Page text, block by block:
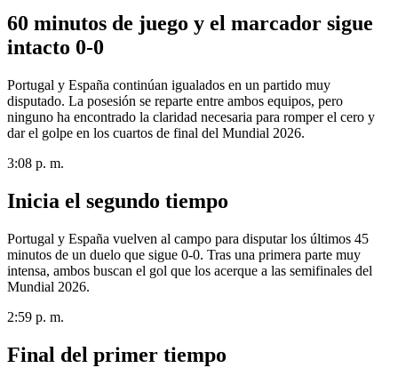
60 minutos de juego y el marcador sigue
intacto 0-0
Portugal y España continúan igualados en un partido muy
disputado. La posesión se reparte entre ambos equipos, pero
ninguno ha encontrado la claridad necesaria para romper el cero y
dar el golpe en los cuartos de final del Mundial 2026.
3:08 p. m.
Inicia el segundo tiempo
Portugal y España vuelven al campo para disputar los últimos 45
minutos de un duelo que sigue 0-0. Tras una primera parte muy
intensa, ambos buscan el gol que los acerque a las semifinales del
Mundial 2026.
2:59 p. m.
Final del primer tiempo